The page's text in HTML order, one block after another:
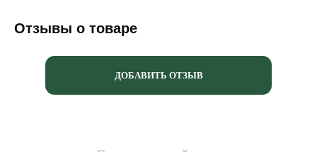
Отзывы о товаре
ДОБАВИТЬ ОТЗЫВ